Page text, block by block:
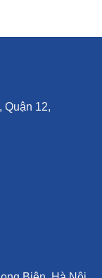
Quận 12,